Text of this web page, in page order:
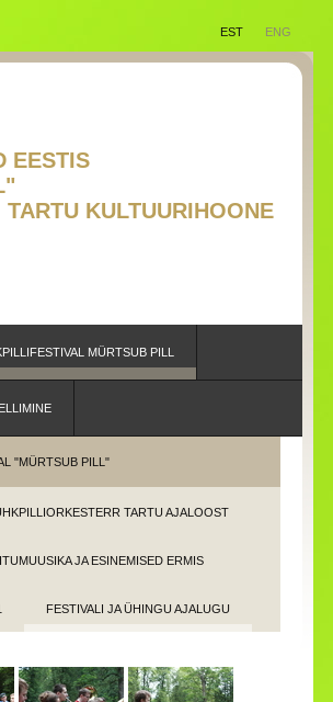
EST ENG
PARAAD EESTIS
PILL"
TARTU KULTUURIHOONE
MÜRTSUB PILL
"MÜRTSUB PILL"
TARTU AJALOOST
JA ESINEMISED ERMIS
FESTIVALI JA ÜHINGU AJALUGU